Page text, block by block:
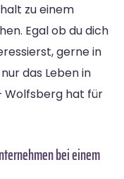
zu einem
Egal ob du dich
gerne in
das Leben in
Wolfsberg hat für
bei einem